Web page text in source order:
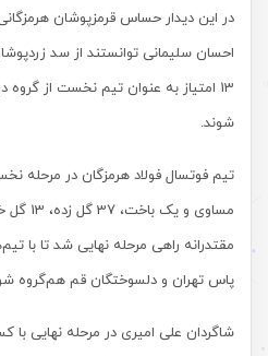
در این دیدار حساس قرمزپوشان
احسان سلیمانی توانستند از سد
13 امتیاز به عنوان تیم نخست از
شوند.
مقتدرانه راهی مرحله نهایی شد تا با
پاس تهران و دلسوختگان قم هم‌گروه